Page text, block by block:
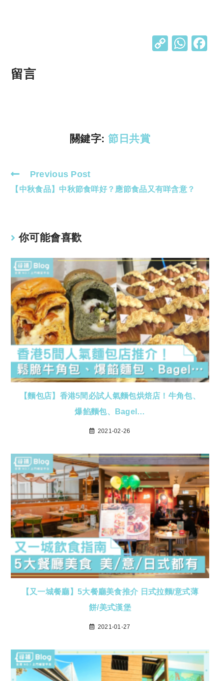
C W
留言
關鍵字:節日共賞
Read
more
Previous Post
【中秋食品】中秋節食咩好？應節食品又有咩含意？
你可能會喜歡
【麵包店】香港5間必試人氣麵包烘焙店！牛角包、
爆餡麵包、Bagel…
2021-02-26
【又一城餐廳】5大餐廳美食推介 日式拉麵/意式薄
餅/美式漢堡
2021-01-27